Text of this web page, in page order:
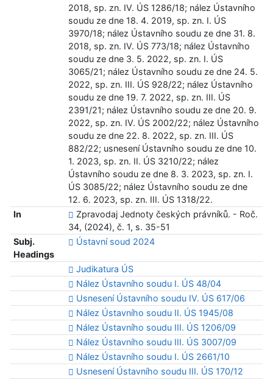
2018, sp. zn. IV. ÚS 1286/18; nález Ústavního
soudu ze dne 18. 4. 2019, sp. zn. I. ÚS
3970/18; nález Ústavního soudu ze dne 31. 8.
2018, sp. zn. IV. ÚS 773/18; nález Ústavního
soudu ze dne 3. 5. 2022, sp. zn. I. ÚS
3065/21; nález Ústavního soudu ze dne 24. 5.
2022, sp. zn. III. ÚS 928/22; nález Ústavního
soudu ze dne 19. 7. 2022, sp. zn. III. ÚS
2391/21; nález Ústavního soudu ze dne 20. 9.
2022, sp. zn. IV. ÚS 2002/22; nález Ústavního
soudu ze dne 22. 8. 2022, sp. zn. III. ÚS
882/22; usnesení Ústavního soudu ze dne 10.
1. 2023, sp. zn. II. ÚS 3210/22; nález
Ústavního soudu ze dne 8. 3. 2023, sp. zn. I.
ÚS 3085/22; nález Ústavního soudu ze dne
12. 6. 2023, sp. zn. III. ÚS 1318/22.
In
Zpravodaj Jednoty českých právníků. - Roč.
34, (2024), č. 1, s. 35-51
Subj.
Headings
Ústavní soud 2024
Judikatura ÚS
Nález Ústavního soudu I. ÚS 48/04
Usnesení Ústavního soudu IV. ÚS 617/06
Nález Ústavního soudu II. ÚS 1945/08
Nález Ústavního soudu III. ÚS 1206/09
Nález Ústavního soudu III. ÚS 3007/09
Nález Ústavního soudu I. ÚS 2661/10
Usnesení Ústavního soudu III. ÚS 170/12